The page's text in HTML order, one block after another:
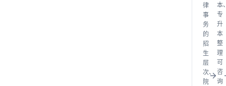
律
事
务
的
招
生
层
次、
院
本
专
升
本
整
理
可
咨
询